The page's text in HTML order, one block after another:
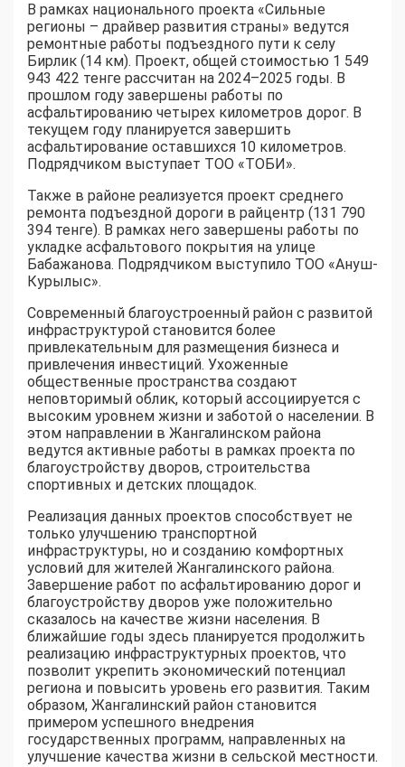
В рамках национального проекта «Сильные
регионы – драйвер развития страны» ведутся
ремонтные работы подъездного пути к селу
Бирлик (14 км). Проект, общей стоимостью 1 549
943 422 тенге рассчитан на 2024–2025 годы. В
прошлом году завершены работы по
асфальтированию четырех километров дорог. В
текущем году планируется завершить
асфальтирование оставшихся 10 километров.
Подрядчиком выступает ТОО «ТОБИ».
Также в районе реализуется проект среднего
ремонта подъездной дороги в райцентр (131 790
394 тенге). В рамках него завершены работы по
укладке асфальтового покрытия на улице
Бабажанова. Подрядчиком выступило ТОО «Ануш-
Курылыс».
Современный благоустроенный район с развитой
инфраструктурой становится более
привлекательным для размещения бизнеса и
привлечения инвестиций. Ухоженные
общественные пространства создают
неповторимый облик, который ассоциируется с
высоким уровнем жизни и заботой о населении. В
этом направлении в Жангалинском района
ведутся активные работы в рамках проекта по
благоустройству дворов, строительства
спортивных и детских площадок.
Реализация данных проектов способствует не
только улучшению транспортной
инфраструктуры, но и созданию комфортных
условий для жителей Жангалинского района.
Завершение работ по асфальтированию дорог и
благоустройству дворов уже положительно
сказалось на качестве жизни населения. В
ближайшие годы здесь планируется продолжить
реализацию инфраструктурных проектов, что
позволит укрепить экономический потенциал
региона и повысить уровень его развития. Таким
образом, Жангалинский район становится
примером успешного внедрения
государственных программ, направленных на
улучшение качества жизни в сельской местности.